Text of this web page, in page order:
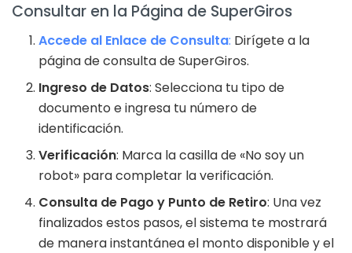
Consultar en la Página de SuperGiros
Accede al Enlace de Consulta: Dirígete a la
página de consulta de SuperGiros.
Ingreso de Datos: Selecciona tu tipo de
documento e ingresa tu número de
identificación.
Verificación: Marca la casilla de «No soy un
robot» para completar la verificación.
Consulta de Pago y Punto de Retiro: Una vez
finalizados estos pasos, el sistema te mostrará
de manera instantánea el monto disponible y el